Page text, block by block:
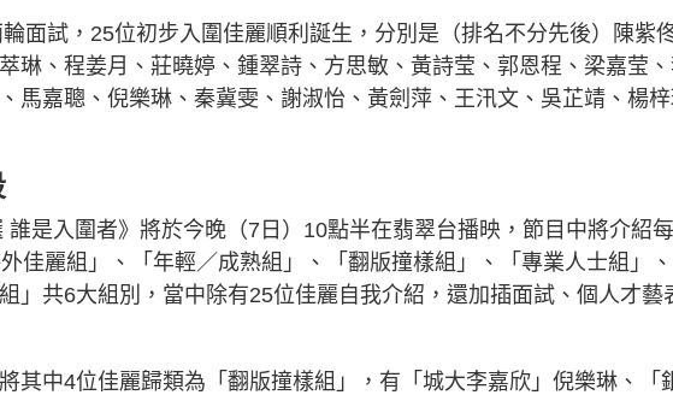
輪面試，25位初步入圍佳麗順利誕生，分別是（排名不分先後）陳紫
琳、程姜月、莊曉婷、鍾翠詩、方思敏、黃詩莹、郭恩程、梁嘉莹
馬嘉聰、倪樂琳、秦冀雯、謝淑怡、黃劍萍、王汛文、吳芷靖、楊
是入圍者》將於今晚（7日）10點半在翡翠台播映，節目中將介紹
佳麗組」、「年輕／成熟組」、「翻版撞樣組」、「專業人士組」、
」共6大組別，當中除有25位佳麗自我介紹，還加插面試、個人才藝
其中4位佳麗歸類為「翻版撞樣組」，有「城大李嘉欣」倪樂琳、「